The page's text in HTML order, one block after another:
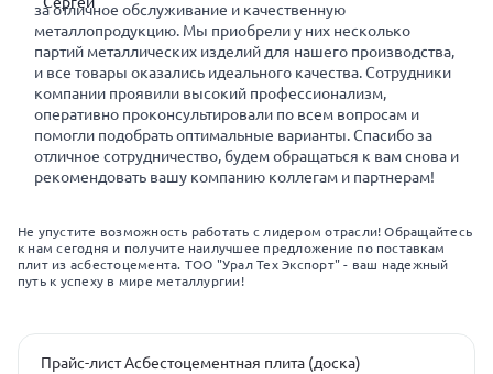
за отличное обслуживание и качественную
металлопродукцию. Мы приобрели у них несколько
партий металлических изделий для нашего производства,
и все товары оказались идеального качества. Сотрудники
компании проявили высокий профессионализм,
оперативно проконсультировали по всем вопросам и
помогли подобрать оптимальные варианты. Спасибо за
отличное сотрудничество, будем обращаться к вам снова и
рекомендовать вашу компанию коллегам и партнерам!
Не упустите возможность работать с лидером отрасли! Обращайтесь
к нам сегодня и получите наилучшее предложение по поставкам
плит из асбестоцемента. ТОО "Урал Тех Экспорт" - ваш надежный
путь к успеху в мире металлургии!
Прайс-лист Асбестоцементная плита (доска)